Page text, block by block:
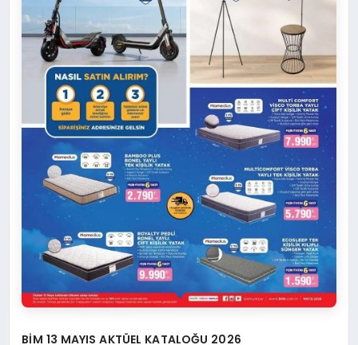
BİM 13 MAYIS AKTÜEL KATALOĞU 2026